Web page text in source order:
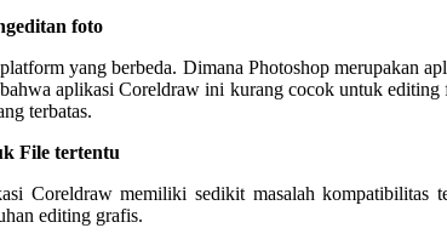
foto
yang berbeda. Dimana Photoshop merupakan
aplikasi Coreldraw ini kurang cocok untuk
terbatas.
File tertentu
Coreldraw memiliki sedikit masalah kompatibilitas
editing grafis.